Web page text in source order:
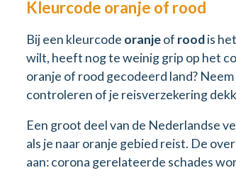
Kleurcode oranje of rood
Bij een kleurcode oranjeof roodis
wilt, heeft nog te weinig grip op het
oranje of rood gecodeerd land?
controleren of je reisverzekering
Een groot deel van de Nederlandse
als je naar oranje gebied reist. De
aan: corona gerelateerde schades